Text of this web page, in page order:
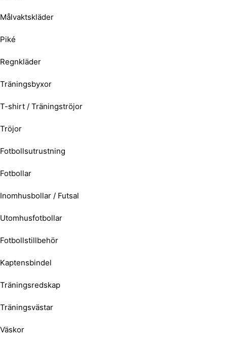
Målvaktskläder
Piké
Regnkläder
Träningsbyxor
T-shirt / Träningströjor
Tröjor
Fotbollsutrustning
Fotbollar
Inomhusbollar / Futsal
Utomhusfotbollar
Fotbollstillbehör
Kaptensbindel
Träningsredskap
Träningsvästar
Väskor